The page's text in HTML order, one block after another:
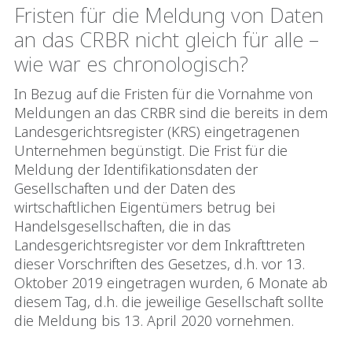
Fristen für die Meldung von Daten
an das CRBR nicht gleich für alle –
wie war es chronologisch?
In Bezug auf die Fristen für die Vornahme von
Meldungen an das CRBR sind die bereits in dem
Landesgerichtsregister (KRS) eingetragenen
Unternehmen begünstigt. Die Frist für die
Meldung der Identifikationsdaten der
Gesellschaften und der Daten des
wirtschaftlichen Eigentümers betrug bei
Handelsgesellschaften, die in das
Landesgerichtsregister vor dem Inkrafttreten
dieser Vorschriften des Gesetzes, d.h. vor 13.
Oktober 2019 eingetragen wurden, 6 Monate ab
diesem Tag, d.h. die jeweilige Gesellschaft sollte
die Meldung bis 13. April 2020 vornehmen.